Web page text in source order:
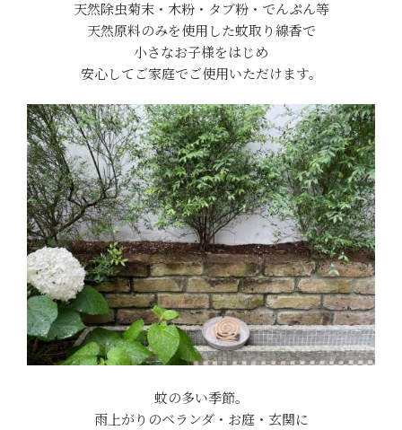
天然除虫菊末・木粉・タブ粉・でんぷん等
天然原料のみを使用した蚊取り線香で
小さなお子様をはじめ
安心してご家庭でご使用いただけます。
蚊の多い季節。
雨上がりのベランダ・お庭・玄関に